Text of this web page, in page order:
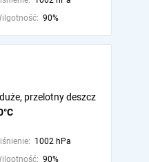
90%
przelotny deszcz
1002 hPa
90%